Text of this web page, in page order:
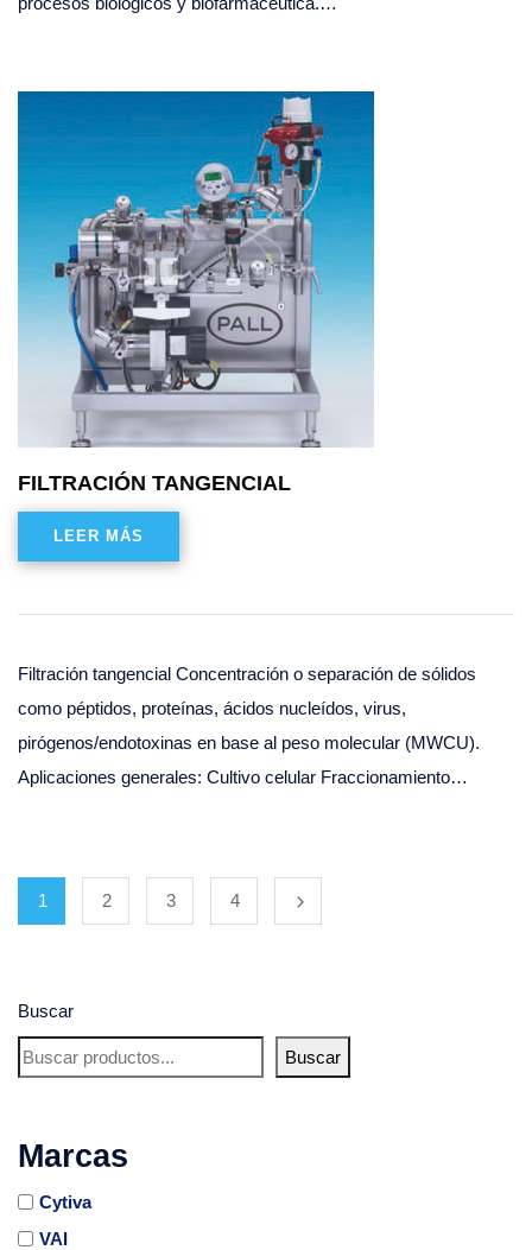
Buscar
Buscar
Marcas
Cytiva
VAI
FILTRACIÓN TANGENCIAL
LEER MÁS
Filtración tangencial Concentración o separación de sólidos
como péptidos, proteínas, ácidos nucleídos, virus,
pirógenos/endotoxinas en base al peso molecular (MWCU).
Aplicaciones generales: Cultivo celular Fraccionamiento…
1 2 3 4